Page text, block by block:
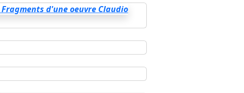
Fragments d'une oeuvre Claudio